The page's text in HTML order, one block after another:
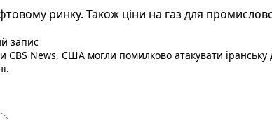
ринку. Також ціни на газ для
записНаступний пост :
CBS News, США могли помилково атакувати іранську